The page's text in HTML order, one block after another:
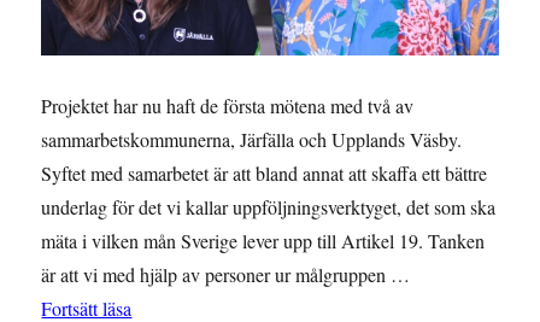
Projektet har nu haft de första mötena med två av
sammarbetskommunerna, Järfälla och Upplands Väsby.
Syftet med samarbetet är att bland annat att skaffa ett bättre
underlag för det vi kallar uppföljningsverktyget, det som ska
mäta i vilken mån Sverige lever upp till Artikel 19. Tanken
är att vi med hjälp av personer ur målgruppen …
Fortsätt läsa